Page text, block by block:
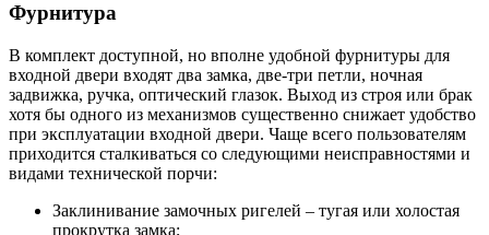
Фурнитура
В комплект доступной, но вполне удобной фурнитуры для
входной двери входят два замка, две-три петли, ночная
задвижка, ручка, оптический глазок. Выход из строя или брак
хотя бы одного из механизмов существенно снижает удобство
при эксплуатации входной двери. Чаще всего пользователям
приходится сталкиваться со следующими неисправностями и
видами технической порчи:
Заклинивание замочных ригелей – тугая или холостая
прокрутка замка;